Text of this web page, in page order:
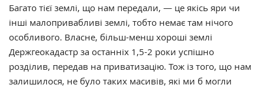
Багато тієї землі, що нам передали, — це якісь яри чи
інші малопривабливі землі, тобто немає там нічого
особливого. Власне, більш-менш хороші землі
Держгеокадастр за останніх 1,5-2 роки успішно
розділив, передав на приватизацію. Тож із того, що нам
залишилося, не було таких масивів, які ми б могли